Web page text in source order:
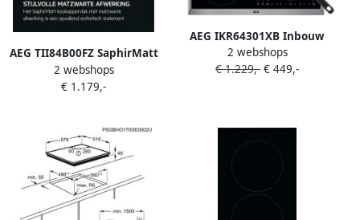
AEG TII84B00FZ SaphirMatt
Inbouw inductiekookplaat
Zwart
2 webshops
€ 1.179,-
AEG IKR64301XB Inbouw
inductiekookplaat Zwart
2 webshops
€ 1.229,- € 449,-